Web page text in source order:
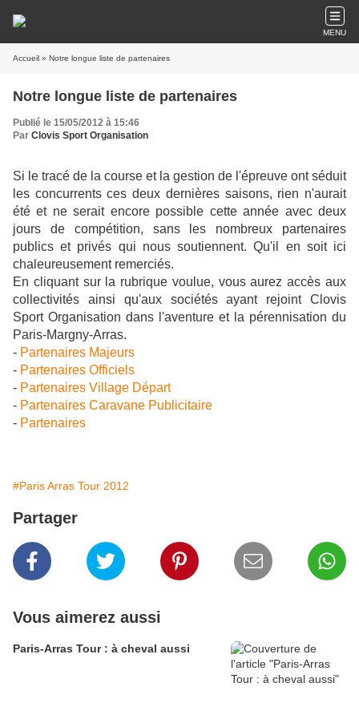
MENU
Accueil » Notre longue liste de partenaires
Notre longue liste de partenaires
Publié le 15/05/2012 à 15:46
Par Clovis Sport Organisation
Si le tracé de la course et la gestion de l'épreuve ont séduit
les concurrents ces deux dernières saisons, rien n'aurait
été et ne serait encore possible cette année avec deux
jours de compétition, sans les nombreux partenaires
publics et privés qui nous soutiennent. Qu'il en soit ici
chaleureusement remerciés.
En cliquant sur la rubrique voulue, vous aurez accès aux
collectivités ainsi qu'aux sociétés ayant rejoint Clovis
Sport Organisation dans l'aventure et la pérennisation du
Paris-Margny-Arras.
- Partenaires Majeurs
- Partenaires Officiels
- Partenaires Village Départ
- Partenaires Caravane Publicitaire
- Partenaires
#Paris Arras Tour 2012
Partager
Vous aimerez aussi
Paris-Arras Tour : à cheval aussi